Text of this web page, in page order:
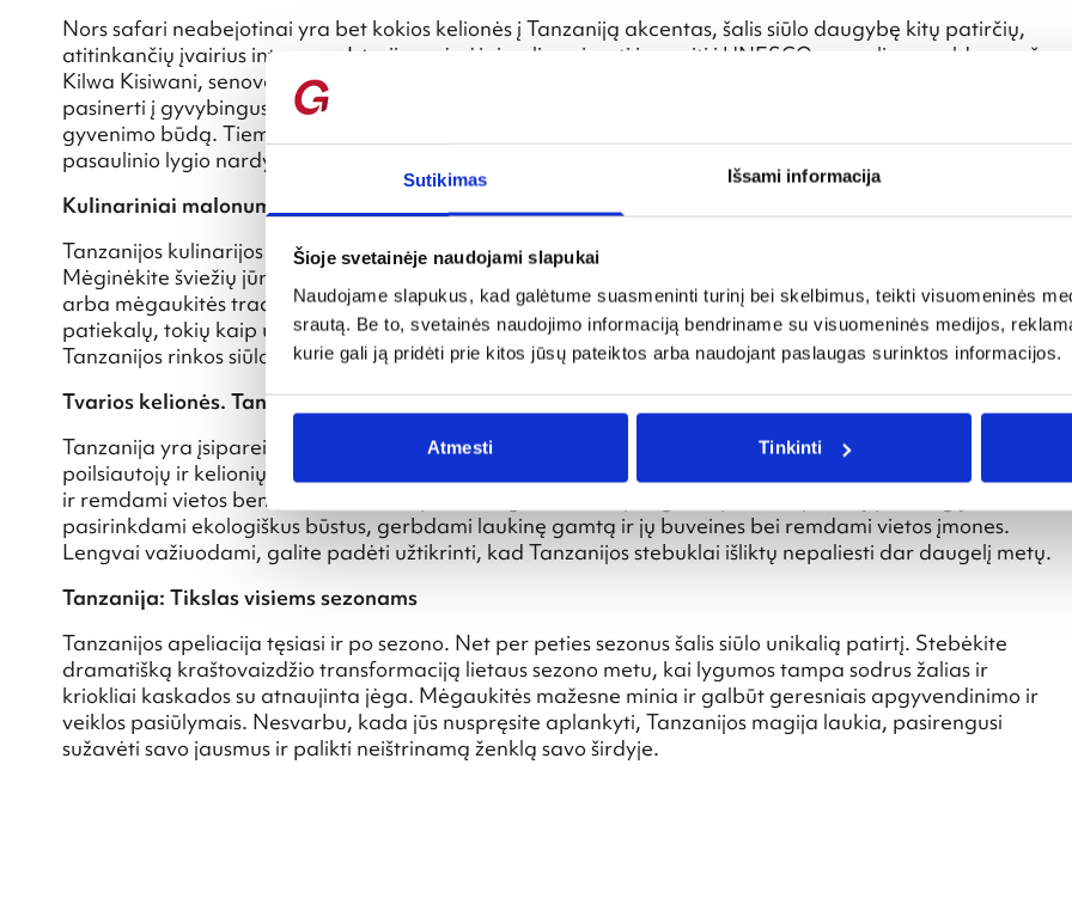
Sutikimas Išsami informacija
Šioje svetainėje naudojami slapukai
Naudojame slapukus, kad galėtume suasmeninti turinį bei skelbimus, teikti visuomeninės
srautą. Be to, svetainės naudojimo informaciją bendriname su visuomeninės medijos,
kurie gali ją pridėti prie kitos jūsų pateiktos arba naudojant paslaugas surinktos informacijos.
Atmesti Tinkinti
Nors safari neabejotinai yra bet kokios kelionės į Tanzaniją akcentas, šalis siūlo daugybę kitų patirčių,
atitinkančių įvairius interesus. Istorijos mėgėjai gali pasinerti į praeitį į UNESCO pasaulio paveldo sąrašą
Kilwa Kisiwani, senovės suahilių prekybos miestelyje su įspūdingais griuvėsiais. Kultūros entuziastai gali
pasinerti į gyvybingus masajų kaimus, liudydami tradicinius šokius ir mokydamiesi apie savo unikalų
gyvenimo būdą. Tiems, kurie nori atsipalaiduoti, idiliški Pemba salos paplūdimiai siūlo ramią atskirtį ir
pasaulinio lygio nardymo galimybes.
Kulinariniai malonumai: Gastronominė kelionė
Tanzanijos kulinarijos scena yra Afrikos, arabų ir Indijos įtakos sintezė, siūlanti daugybę skonių.
Mėginėkite šviežių jūros gėrybių patiekalus Zanzibare, mėgaukitės aromatingais karis Dar es Salame
arba mėgaukitės tradicine Maasai kepsnine po žvaigždėmis. Nepraleiskite progos paragauti vietinių
patiekalų, tokių kaip ugali (kukurūzų košė) ir nyama choma (ant grotelių kepta mėsa). Gyvybingos
Tanzanijos rinkos siūlo pojūčių šventę, demonstruojančią spalvingą vaisių, daržovių ir prieskonių masyvą.
Tvarios kelionės. Tanzanijos lobių apsauga
Tanzanija yra įsipareigojusi išsaugoti savo gamtos ir kultūros paveldą ateities kartoms. Daugelis
poilsiautojų ir kelionių organizatorių taiko tvarią praktiką, kuo labiau sumažindami savo poveikį aplinkai
ir remdami vietos bendruomenes. Kaip atsakingas keliautojas, galite prisidėti prie šių pastangų
pasirinkdami ekologiškus būstus, gerbdami laukinę gamtą ir jų buveines bei remdami vietos įmones.
Lengvai važiuodami, galite padėti užtikrinti, kad Tanzanijos stebuklai išliktų nepaliesti dar daugelį metų.
Tanzanija: Tikslas visiems sezonams
Tanzanijos apeliacija tęsiasi ir po sezono. Net per peties sezonus šalis siūlo unikalią patirtį. Stebėkite
dramatišką kraštovaizdžio transformaciją lietaus sezono metu, kai lygumos tampa sodrus žalias ir
kriokliai kaskados su atnaujinta jėga. Mėgaukitės mažesne minia ir galbūt geresniais apgyvendinimo ir
veiklos pasiūlymais. Nesvarbu, kada jūs nuspręsite aplankyti, Tanzanijos magija laukia, pasirengusi
sužavėti savo jausmus ir palikti neištrinamą ženklą savo širdyje.